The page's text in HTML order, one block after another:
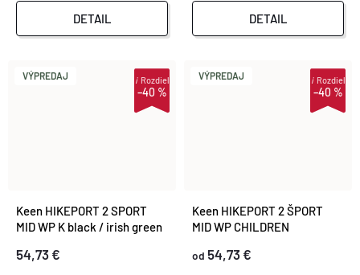
DETAIL DETAIL
VÝPREDAJ
–40 %
iRozdiel
Keen HIKEPORT 2 SPORT
MID WP K black / irish green
54,73 €
VÝPREDAJ
–40 %
iRozdiel
Keen HIKEPORT 2 ŠPORT
MID WP CHILDREN
od 54,73 €